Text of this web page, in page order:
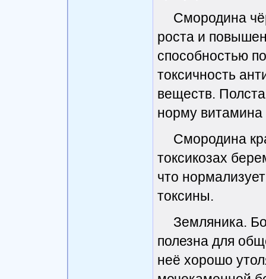
Смородина
роста и
способностью
токсичность
веществ.
норму
Смородина
токсикозах
что
токсины.
Земляника.
полезна для
неё хорошо